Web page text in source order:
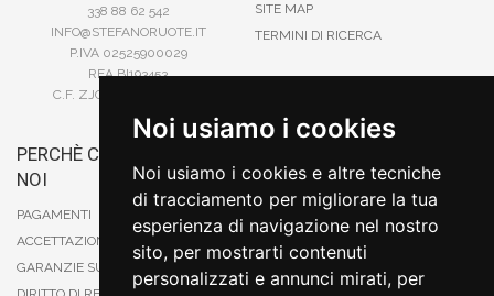
Noi usiamo i cookies
Noi usiamo i cookies e altre tecniche
di tracciamento per migliorare la tua
esperienza di navigazione nel nostro
sito, per mostrarti contenuti
personalizzati e annunci mirati, per
338 88 62 542
INFO@STEFANORUOTE.IT
P.IVA 02525900029
REA BI193453
C.F. ZJOSFN73H14A859X
SITE MAP
TERMINI DI RICERCA
PERCHÈ COMPRARE DA
NOI
PAGAMENTI
ACCETTAZIONE DEGLI ORDINI
GARANZIE SUI PRODOTTI
CARTA DI CREDITO
PAYPAL
CONTRASSEGNO
POSTEPAY